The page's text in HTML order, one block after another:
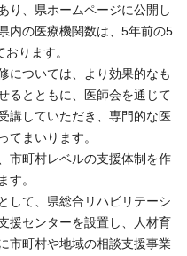
り、県ホームページに公開し
内の医療機関数は、5年前の5
ります。
については、より効果的なも
るとともに、医師会を通じて
講していただき、専門的な医
てまいります。
市町村レベルの支援体制を作
す。
して、県総合リハビリテーシ
援センターを設置し、人材育
市町村や地域の相談支援事業